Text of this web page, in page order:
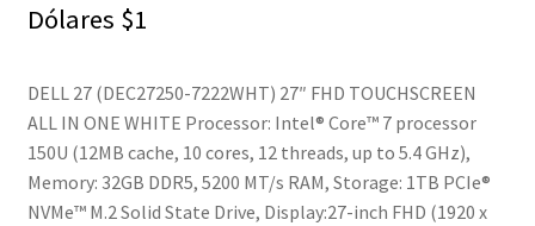
Dólares $1
DELL 27 (DEC27250-7222WHT) 27″ FHD TOUCHSCREEN
ALL IN ONE WHITE Processor: Intel® Core™ 7 processor
150U (12MB cache, 10 cores, 12 threads, up to 5.4 GHz),
Memory: 32GB DDR5, 5200 MT/s RAM, Storage: 1TB PCIe®
NVMe™ M.2 Solid State Drive, Display:27-inch FHD (1920 x